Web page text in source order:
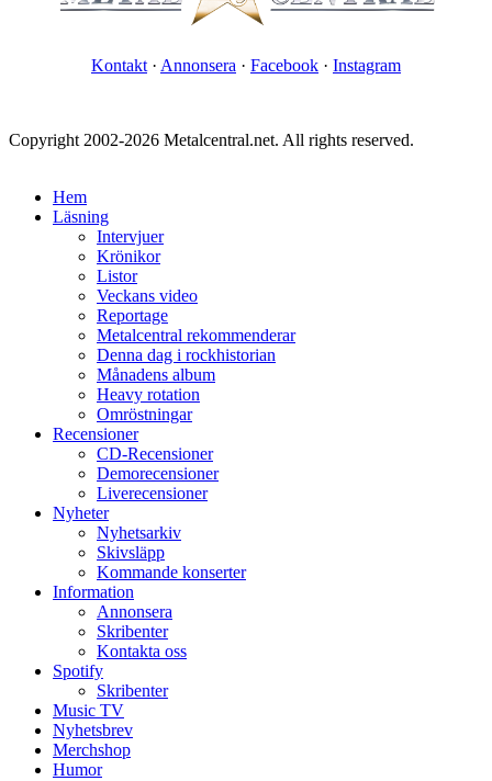
Kontakt · Annonsera · Facebook · Instagram
Copyright 2002-2026 Metalcentral.net. All rights reserved.
Hem
Läsning
Intervjuer
Krönikor
Listor
Veckans video
Reportage
Metalcentral rekommenderar
Denna dag i rockhistorian
Månadens album
Heavy rotation
Omröstningar
Recensioner
CD-Recensioner
Demorecensioner
Liverecensioner
Nyheter
Nyhetsarkiv
Skivsläpp
Kommande konserter
Information
Annonsera
Skribenter
Kontakta oss
Spotify
Skribenter
Music TV
Nyhetsbrev
Merchshop
Humor